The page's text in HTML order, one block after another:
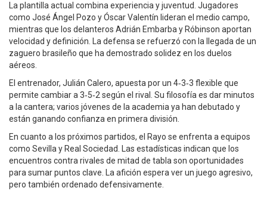
La plantilla actual combina experiencia y juventud. Jugadores
como José Ángel Pozo y Óscar Valentín lideran el medio campo,
mientras que los delanteros Adrián Embarba y Róbinson aportan
velocidad y definición. La defensa se refuerzó con la llegada de un
zaguero brasileño que ha demostrado solidez en los duelos
aéreos.
El entrenador, Julián Calero, apuesta por un 4‑3‑3 flexible que
permite cambiar a 3‑5‑2 según el rival. Su filosofía es dar minutos
a la cantera; varios jóvenes de la academia ya han debutado y
están ganando confianza en primera división.
En cuanto a los próximos partidos, el Rayo se enfrenta a equipos
como Sevilla y Real Sociedad. Las estadísticas indican que los
encuentros contra rivales de mitad de tabla son oportunidades
para sumar puntos clave. La afición espera ver un juego agresivo,
pero también ordenado defensivamente.